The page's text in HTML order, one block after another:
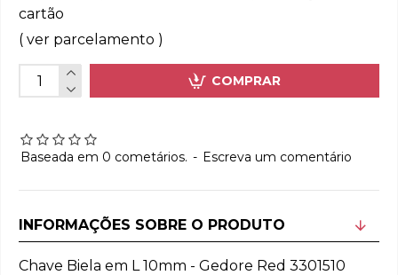
Baseada em 0 cometários. - Escreva um comentário
cartão
( ver parcelamento )
COMPRAR
INFORMAÇÕES SOBRE O PRODUTO
Chave Biela em L 10mm - Gedore Red 3301510